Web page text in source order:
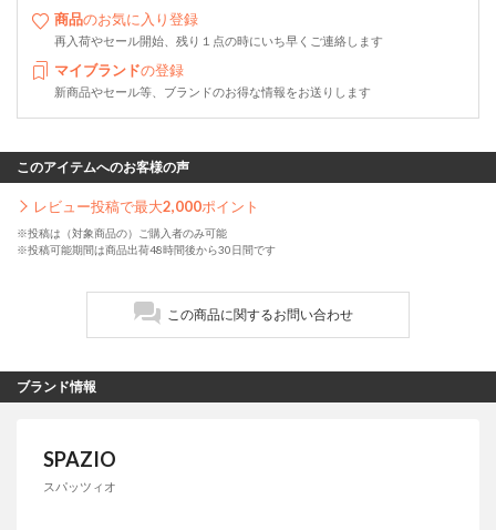
商品のお気に入り登録
再入荷やセール開始、残り１点の時にいち早くご連絡します
マイブランドの登録
新商品やセール等、ブランドのお得な情報をお送りします
このアイテムへのお客様の声
レビュー投稿で最大2,000ポイント
※投稿は（対象商品の）ご購入者のみ可能
※投稿可能期間は商品出荷48時間後から30日間です
この商品に関するお問い合わせ
ブランド情報
SPAZIO
スパッツィオ